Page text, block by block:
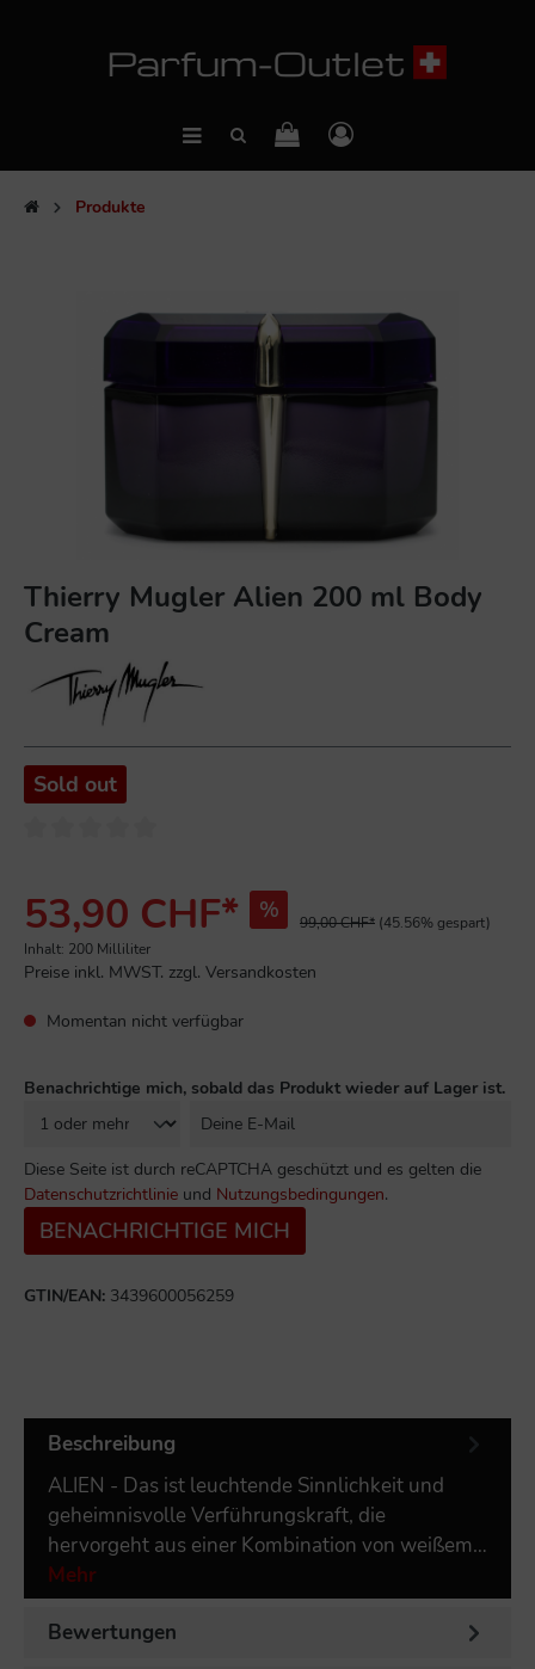
Produkte
Thierry Mugler Alien 200 ml Body
Cream
Sold out
53,90 CHF* % 99,00 CHF* (45.56% gespart)
Inhalt: 200 Milliliter
Preise inkl. MWST. zzgl. Versandkosten
Momentan nicht verfügbar
Benachrichtige mich, sobald das Produkt wieder auf Lager ist.
Diese Seite ist durch reCAPTCHA geschützt und es gelten die
Datenschutzrichtlinie und Nutzungsbedingungen.
BENACHRICHTIGE MICH
GTIN/EAN: 3439600056259
Beschreibung
ALIEN - Das ist leuchtende Sinnlichkeit und
geheimnisvolle Verführungskraft, die
hervorgeht aus einer Kombination von weißem…
Mehr
Bewertungen